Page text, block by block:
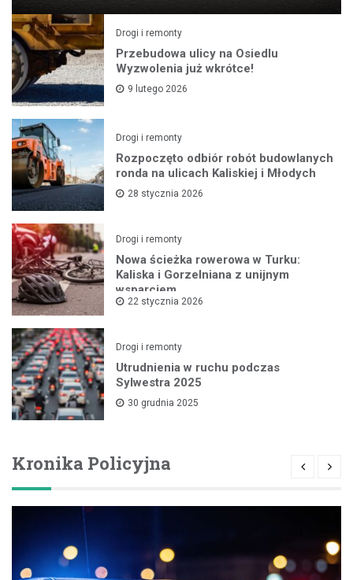
Drogi i remonty
Przebudowa ulicy na Osiedlu
Wyzwolenia już wkrótce!
9 lutego 2026
Drogi i remonty
Rozpoczęto odbiór robót budowlanych
ronda na ulicach Kaliskiej i Młodych
28 stycznia 2026
Drogi i remonty
Nowa ścieżka rowerowa w Turku:
Kaliska i Gorzelniana z unijnym
wsparciem
22 stycznia 2026
Drogi i remonty
Utrudnienia w ruchu podczas
Sylwestra 2025
30 grudnia 2025
Kronika Policyjna